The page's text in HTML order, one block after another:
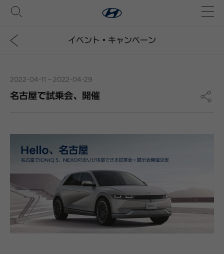
イベント・キャンペーン
2022-04-11 ~ 2022-04-29
名古屋で試乗会、開催